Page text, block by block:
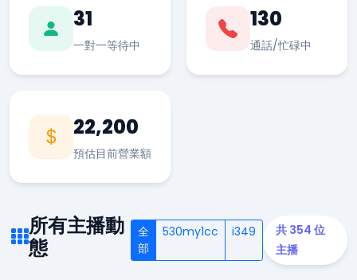
31
一對一等待中
130
通話/忙碌中
22,200
預估目前營業額
所有主播動
態
全
部
530my1cc i349
共 354 位
主播